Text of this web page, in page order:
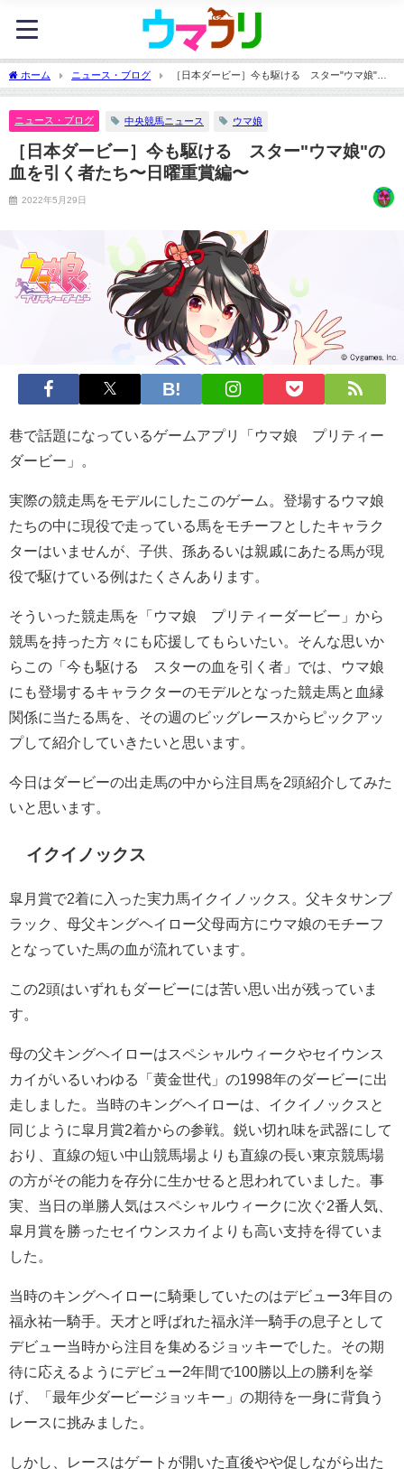
ホーム ニュース・ブログ
［日本ダービー］今も駆ける スター"ウマ娘"の
血を引く者たち〜日曜重賞編〜
ニュース・ブログ 中央競馬ニュース ウマ娘
［日本ダービー］今も駆ける スター"ウマ娘"の
血を引く者たち〜日曜重賞編〜
2022年5月29日
巷で話題になっているゲームアプリ「ウマ娘 プリティー
ダービー」。
実際の競走馬をモデルにしたこのゲーム。登場するウマ娘
たちの中に現役で走っている馬をモチーフとしたキャラク
ターはいませんが、子供、孫あるいは親戚にあたる馬が現
役で駆けている例はたくさんあります。
そういった競走馬を「ウマ娘 プリティーダービー」から
競馬を持った方々にも応援してもらいたい。そんな思いか
らこの「今も駆ける スターの血を引く者」では、ウマ娘
にも登場するキャラクターのモデルとなった競走馬と血縁
関係に当たる馬を、その週のビッグレースからピックアッ
プして紹介していきたいと思います。
今日はダービーの出走馬の中から注目馬を2頭紹介してみた
いと思います。
イクイノックス
皐月賞で2着に入った実力馬イクイノックス。父キタサンブ
ラック、母父キングヘイロー父母両方にウマ娘のモチーフ
となっていた馬の血が流れています。
この2頭はいずれもダービーには苦い思い出が残っていま
す。
母の父キングヘイローはスペシャルウィークやセイウンス
カイがいるいわゆる「黄金世代」の1998年のダービーに出
走しました。当時のキングヘイローは、イクイノックスと
同じように皐月賞2着からの参戦。鋭い切れ味を武器にして
おり、直線の短い中山競馬場よりも直線の長い東京競馬場
の方がその能力を存分に生かせると思われていました。事
実、当日の単勝人気はスペシャルウィークに次ぐ2番人気、
皐月賞を勝ったセイウンスカイよりも高い支持を得ていま
した。
当時のキングヘイローに騎乗していたのはデビュー3年目の
福永祐一騎手。天才と呼ばれた福永洋一騎手の息子として
デビュー当時から注目を集めるジョッキーでした。その期
待に応えるようにデビュー2年間で100勝以上の勝利を挙
げ、「最年少ダービージョッキー」の期待を一身に背負う
レースに挑みました。
しかし、レースはゲートが開いた直後やや促しながら出た